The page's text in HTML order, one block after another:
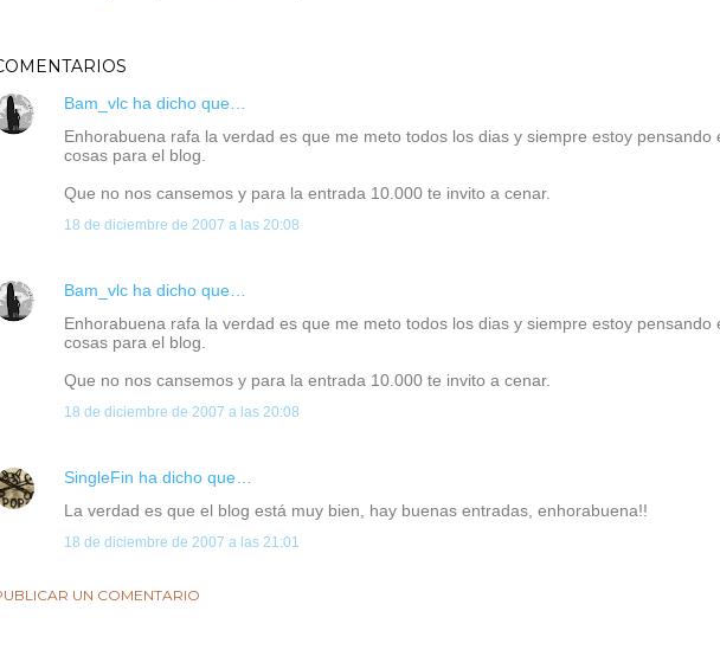
Bam_vlc ha dicho que…
Enhorabuena rafa la verdad es que me meto todos los dias y siempre estoy pensando
cosas para el blog.
Que no nos cansemos y para la entrada 10.000 te invito a cenar.
18 de diciembre de 2007 a las 20:08
Bam_vlc ha dicho que…
Enhorabuena rafa la verdad es que me meto todos los dias y siempre estoy pensando
cosas para el blog.
Que no nos cansemos y para la entrada 10.000 te invito a cenar.
18 de diciembre de 2007 a las 20:08
SingleFin ha dicho que…
La verdad es que el blog está muy bien, hay buenas entradas, enhorabuena!!
18 de diciembre de 2007 a las 21:01
UN COMENTARIO